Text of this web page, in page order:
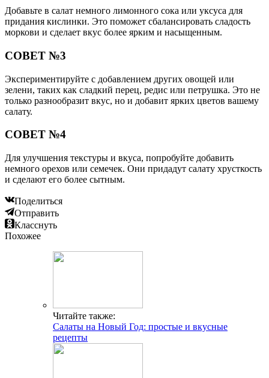
Добавьте в салат немного лимонного сока или уксуса для
придания кислинки. Это поможет сбалансировать сладость
моркови и сделает вкус более ярким и насыщенным.
СОВЕТ №3
Экспериментируйте с добавлением других овощей или
зелени, таких как сладкий перец, редис или петрушка. Это не
только разнообразит вкус, но и добавит ярких цветов вашему
салату.
СОВЕТ №4
Для улучшения текстуры и вкуса, попробуйте добавить
немного орехов или семечек. Они придадут салату хрусткость
и сделают его более сытным.
Поделиться
Отправить
Класснуть
Похожее
Читайте также:
Салаты на Новый Год: простые и вкусные
рецепты